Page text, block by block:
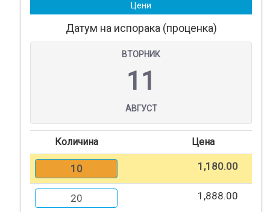
Нарачки
Помош
Цени
Датум на испорака (проценка)
ВТОРНИК
11
АВГУСТ
Количина Цена
10 1,180.00
20 1,888.00